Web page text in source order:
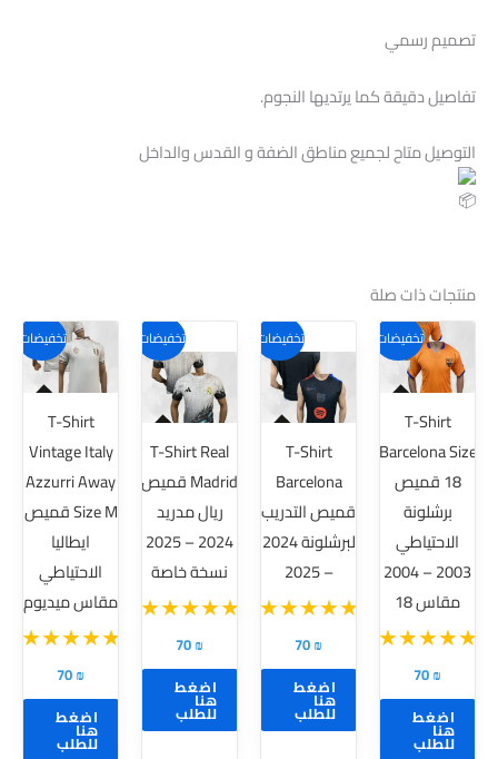
تصميم رسمي
تفاصيل دقيقة كما يرتديها النجوم.
التوصيل متاح لجميع مناطق الضفة و القدس والداخل
منتجات ذات صلة
تخفيضات!
T-Shirt
Barcelona Size
18 قميص
برشلونة
الاحتياطي
2003 – 2004
مقاس 18
70₪
اضغط
هنا
للطلب
تخفيضات!
T-Shirt
Barcelona
قميص التدريب
لبرشلونة 2024
– 2025
70₪
اضغط
هنا
للطلب
هناك
العديد
من
الأشكال
المختلفة
لهذا
المنتج.
يمكن
اختيار
الخيارات
على
صفحة
المنتج
تخفيضات!
T-Shirt Real
Madrid قميص
ريال مدريد
2024 – 2025
نسخة خاصة
70₪
اضغط
هنا
للطلب
هناك
العديد
من
الأشكال
المختلفة
لهذا
المنتج.
يمكن
اختيار
الخيارات
على
صفحة
المنتج
تخفيضات!
T-Shirt
Vintage Italy
Azzurri Away
Size M قميص
ايطاليا
الاحتياطي
مقاس ميديوم
70₪
اضغط
هنا
للطلب